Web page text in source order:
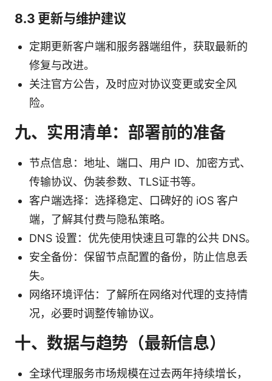
8.3 更新与维护建议
定期更新客户端和服务器端组件，获取最新的
修复与改进。
关注官方公告，及时应对协议变更或安全风
险。
九、实用清单：部署前的准备
节点信息：地址、端口、用户 ID、加密方式、
传输协议、伪装参数、TLS证书等。
客户端选择：选择稳定、口碑好的 iOS 客户
端，了解其付费与隐私策略。
DNS 设置：优先使用快速且可靠的公共 DNS。
安全备份：保留节点配置的备份，防止信息丢
失。
网络环境评估：了解所在网络对代理的支持情
况，必要时调整传输协议。
十、数据与趋势（最新信息）
全球代理服务市场规模在过去两年持续增长，